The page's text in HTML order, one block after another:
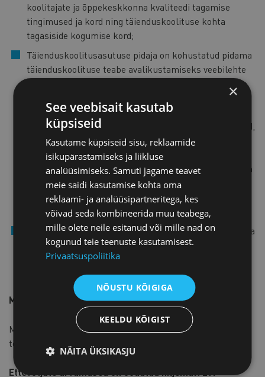
koolitajate ja õppekeskkonna kvaliteedi tagamise
tingimused ja kord ning täienduskoolituse kohta
tagasiside kogumise kord;
Täienduskoolitusasutuse pidaja on kohustatud pidama
täienduskoolituse teabe avalikustamiseks veebilehte
(TäKS § 5). Täienduskoolitusasutust puudutava teabe
avalikustamist reguleerib TäKS § 8, mille kohaselt
tuleb näiteks täienduskoolitusasutuse veebilehel
avalikustada täienduskoolituse õppekorralduse alused,
täienduskoolituse õppekavad,
täienduskoolituskursusega seotud täiskasvanute
koolitajate nimed koos nende kompetentsust tõendava
kvalifikatsiooni, õpi või töökogemuse kirjeldusega ning
täienduskoolitusasutuse tegevuse kvaliteedi tagamise
alused (TäKS § 8 lg 2).
Täienduskoolituse õppekava koostamisel tuleb lähtuda
TäKS §s 9 sätestatud nõuetest. Järelevalvet TäKS-is
sätestatud nõuete täitmise üle teeb Haridus- ja
Teadusministeerium.
Millal muudatused jõustuvad?
Muudatused jõustuvad 1. jaanuaril 2019, mil jõustuvad
töötervishoiu ja tööohutuse seaduse muudatused.
Ettevõtjate arvamused on oodatud hiljemalt 29.
×
See veebisait kasutab
küpsiseid
Kasutame küpsiseid sisu, reklaamide
isikupärastamiseks ja liikluse
analüüsimiseks. Samuti jagame teavet
meie saidi kasutamise kohta oma
reklaami- ja analüüsipartneritega, kes
võivad seda kombineerida muu teabega,
mille olete neile esitanud või mille nad on
kogunud teie teenuste kasutamisest.
Privaatsuspoliitika
NÕUSTU KÕIGIGA
KEELDU KÕIGIST
NÄITA ÜKSIKASJU